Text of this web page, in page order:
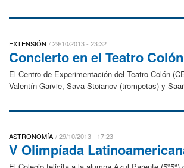
EXTENSIÓN 29/10/2013 - 23:32
Concierto en el Teatro Colón
El Centro de Experimentación del Teatro Colón
Valentín Garvie, Sava Stoianov (trompetas) y
ASTRONOMÍA 29/10/2013 - 17:23
V Olimpíada